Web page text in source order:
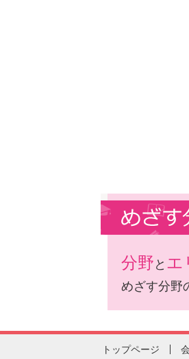
分野 と エ
めざす分野
トップページ